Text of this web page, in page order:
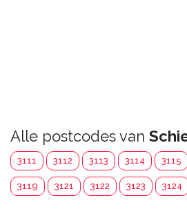
Alle postcodes van
3111 3112 3113 3114 3115
3119 3121 3122 3123 3124